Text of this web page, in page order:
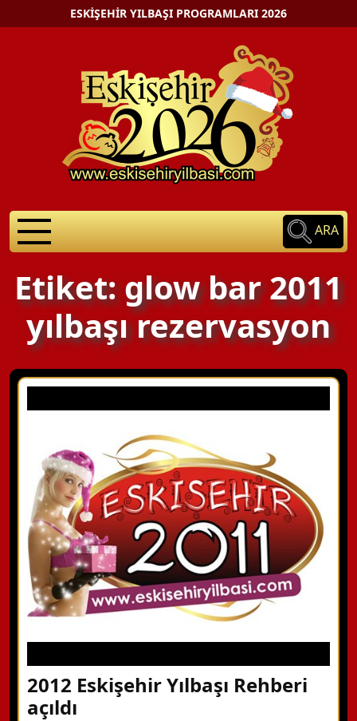
ESKIŞEHIR YILBAŞI PROGRAMLARI 2026
ARA
Etiket: glow bar 2011
yılbaşı rezervasyon
2012 Eskişehir Yılbaşı Rehberi
açıldı